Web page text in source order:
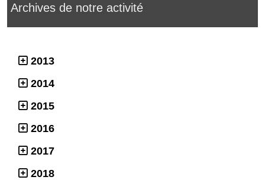
Archives de notre activité
2013
2014
2015
2016
2017
2018